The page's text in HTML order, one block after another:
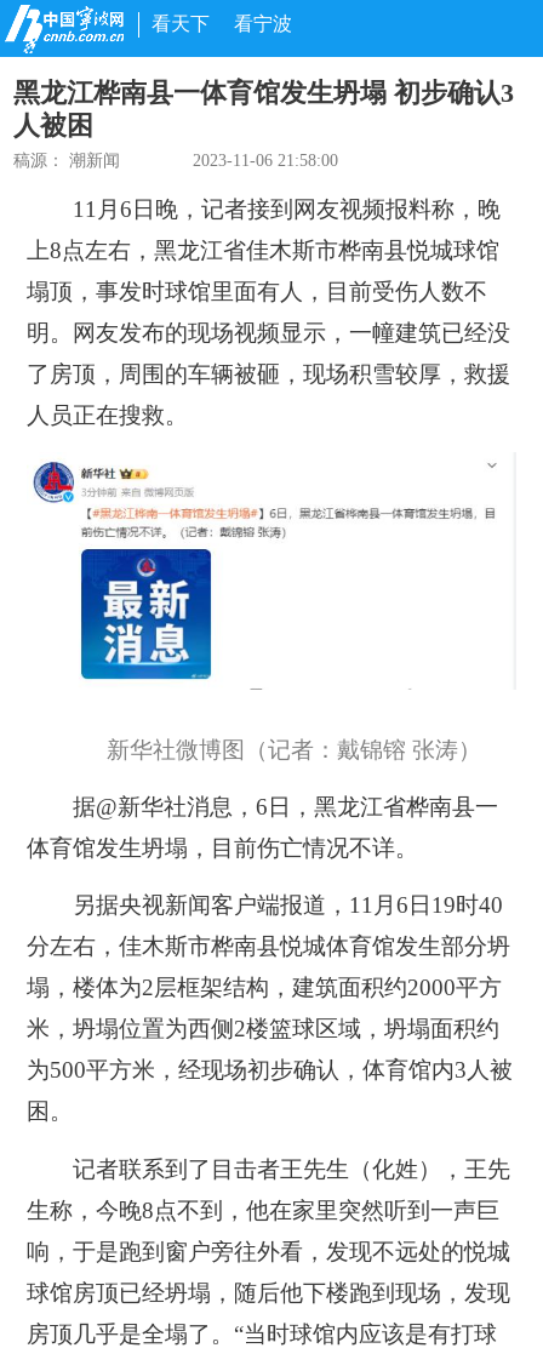
看天下 看宁波
黑龙江桦南县一体育馆发生坍塌 初步确认3
人被困
稿源：潮新闻 2023-11-06 21:58:00
11月6日晚，记者接到网友视频报料称，晚
上8点左右，黑龙江省佳木斯市桦南县悦城球馆
塌顶，事发时球馆里面有人，目前受伤人数不
明。网友发布的现场视频显示，一幢建筑已经没
了房顶，周围的车辆被砸，现场积雪较厚，救援
人员正在搜救。
新华社微博图（记者：戴锦镕 张涛）
据@新华社消息，6日，黑龙江省桦南县一
体育馆发生坍塌，目前伤亡情况不详。
另据央视新闻客户端报道，11月6日19时40
分左右，佳木斯市桦南县悦城体育馆发生部分坍
塌，楼体为2层框架结构，建筑面积约2000平方
米，坍塌位置为西侧2楼篮球区域，坍塌面积约
为500平方米，经现场初步确认，体育馆内3人被
困。
记者联系到了目击者王先生（化姓），王先
生称，今晚8点不到，他在家里突然听到一声巨
响，于是跑到窗户旁往外看，发现不远处的悦城
球馆房顶已经坍塌，随后他下楼跑到现场，发现
房顶几乎是全塌了。“当时球馆内应该是有打球